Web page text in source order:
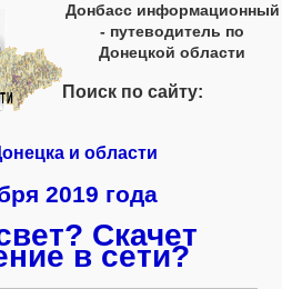
Донбасс информационный
- путеводитель по
Донецкой области
Поиск по сайту:
и области
2019 года
Скачет
в сети?